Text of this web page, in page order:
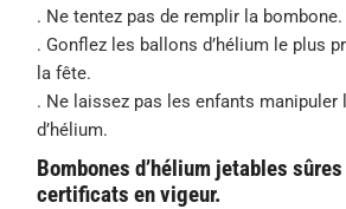
. Ne tentez pas de remplir la bombone.
. Gonflez les ballons d’hélium le plus
la fête.
. Ne laissez pas les enfants manipuler
d’hélium.
Bombones d’hélium jetables
certificats en vigeur.